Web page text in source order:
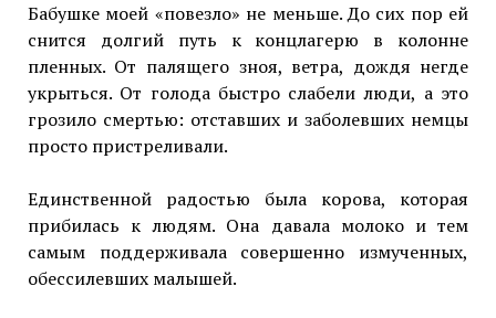
Бабушке моей «повезло» не меньше. До сих пор ей
снится долгий путь к концлагерю в колонне
пленных. От палящего зноя, ветра, дождя негде
укрыться. От голода быстро слабели люди, а это
грозило смертью: отставших и заболевших немцы
просто пристреливали.
Единственной радостью была корова, которая
прибилась к людям. Она давала молоко и тем
самым поддерживала совершенно измученных,
обессилевших малышей.